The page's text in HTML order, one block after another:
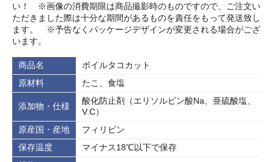
い！ ※画像の消費期限は商品撮影時のものですので、ご注文い
ただきました際は十分な期間があるものを責任をもって発送致し
ます。 ※予告なくパッケージデザインが変更される場合がござ
います。
商品名
ボイルタコカット
原材料
たこ、食塩
添加物・仕様
酸化防止剤（エリソルビン酸Na、亜硫酸塩、
V.C）
原産国・産地
フィリピン
保存温度
マイナス18℃以下で保存